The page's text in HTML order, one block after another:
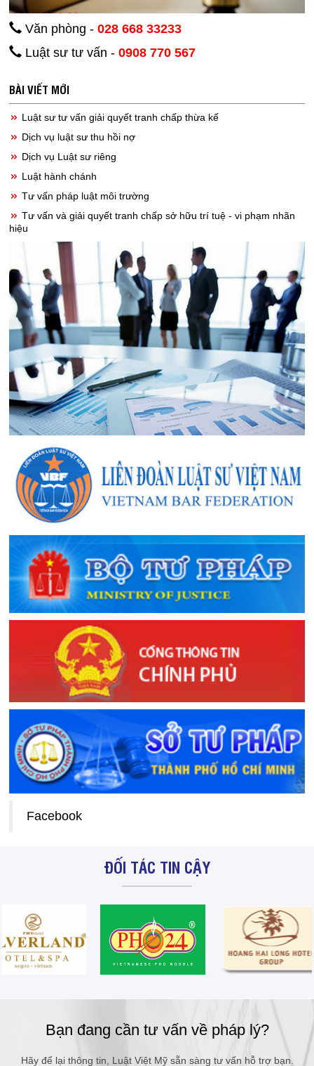
Văn phòng - 028 668 33233
Luật sư tư vấn - 0908 770 567
BÀI VIẾT MỚI
Luật sư tư vấn giải quyết tranh chấp thừa kế
Dịch vụ luật sư thu hồi nợ
Dịch vụ Luật sư riêng
Luật hành chánh
Tư vấn pháp luật môi trường
Tư vấn và giải quyết tranh chấp sở hữu trí tuệ - vi phạm nhãn
hiệu
Facebook
ĐỐI TÁC TIN CẬY
Bạn đang cần tư vấn về pháp lý?
Hãy để lại thông tin, Luật Việt Mỹ sẵn sàng tư vấn hỗ trợ bạn.